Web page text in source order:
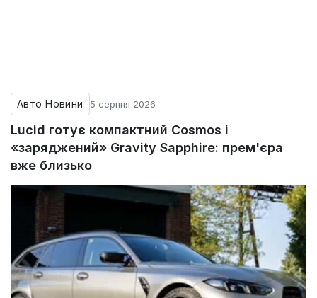
Авто Новини 5 серпня 2026
Lucid готує компактний Cosmos і
«заряджений» Gravity Sapphire: прем'єра
вже близько